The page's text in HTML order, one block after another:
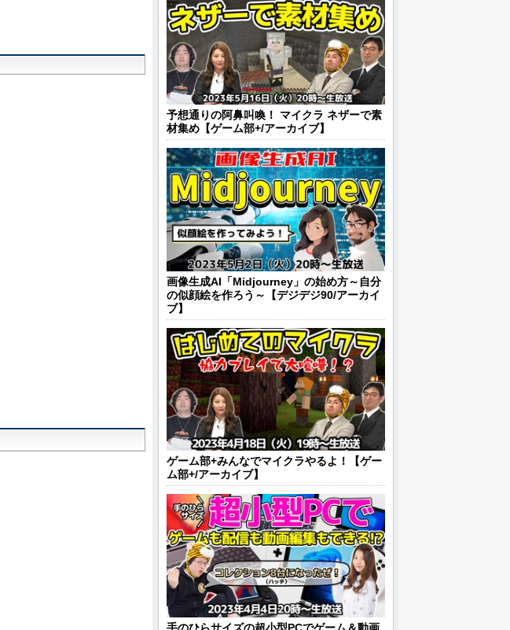
予想通りの阿鼻叫喚！ マイクラ ネザーで素
材集め【ゲーム部+/アーカイブ】
画像生成AI「Midjourney」の始め方～自分
の似顔絵を作ろう～【デジデジ90/アーカイ
ブ】
ゲーム部+みんなでマイクラやるよ！【ゲー
ム部+/アーカイブ】